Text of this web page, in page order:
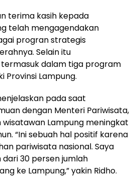
terima kasih kepada
telah mengagendakan
progran strategis
Selain itu
dalam tiga program
Provinsi Lampung.
pada saat
dengan Menteri Pariwisata,
Lampung meningkat
“Ini sebuah hal positif karena
pariwisata nasional. Saya
30 persen jumlah
ke Lampung,” yakin Ridho.